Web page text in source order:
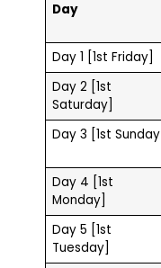
Day
Day 1 [1st Friday]
Day 2 [1st
Saturday]
Day 3 [1st Sunday]
Day 4 [1st
Monday]
Day 5 [1st
Tuesday]